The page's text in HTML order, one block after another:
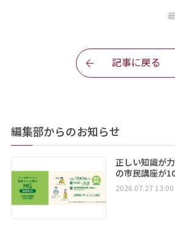
記事に戻る
編集部からのお知らせ
正しい知識が
の市民講座が
2026.07.27 13:00